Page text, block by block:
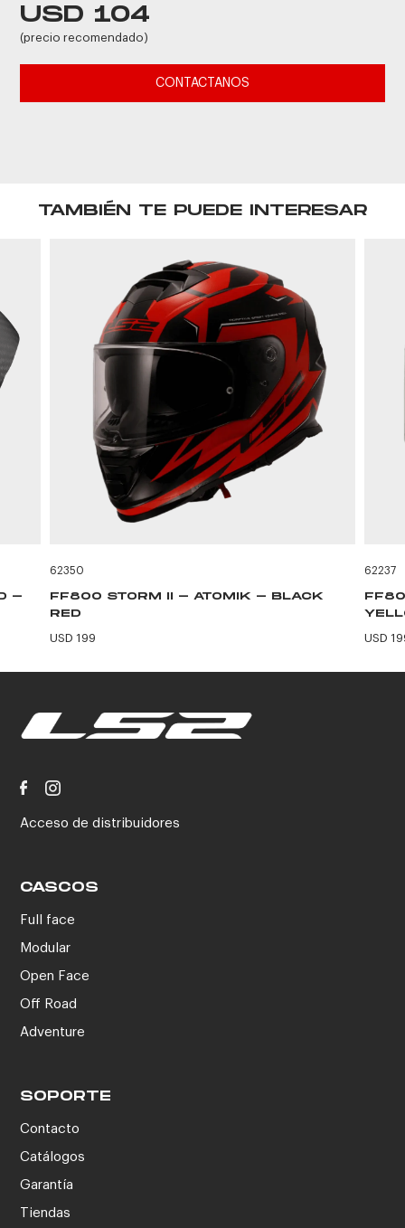
USD 104
(precio recomendado)
CONTACTANOS
TAMBIÉN TE PUEDE INTERESAR
-
62350
FF800 STORM II - ATOMIK - BLACK
RED
USD 199
62237
USD
Acceso de distribuidores
CASCOS
Full face
Modular
Open Face
Off Road
Adventure
SOPORTE
Contacto
Catálogos
Garantía
Tiendas